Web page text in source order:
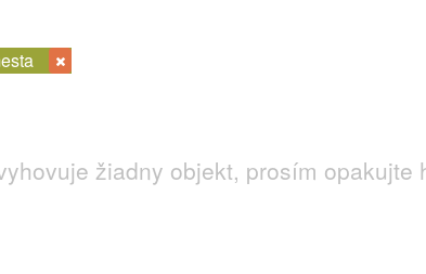
žiadny objekt, prosím opakujte